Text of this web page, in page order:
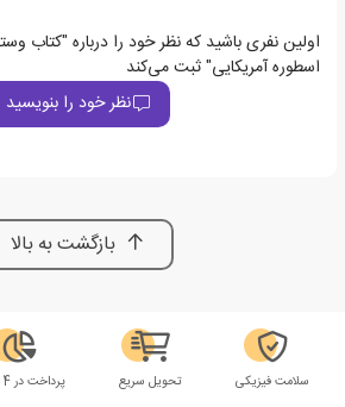
اولین نفری باشید که نظر خود را درباره "کتاب
اسطوره آمریکایی" ثبت می‌کند
نظر خود را بنویسید
بازگشت به بالا
سلامت فیزیکی تحویل سریع پرداخت در 4 قسط